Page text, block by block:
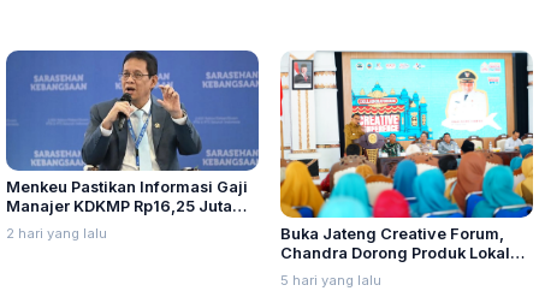
Menkeu Pastikan Informasi Gaji
Manajer KDKMP Rp16,25 Juta
Tidak Benar
2 hari yang lalu
Buka Jateng Creative Forum,
Chandra Dorong Produk Lokal
Pati Naik Kelas
5 hari yang lalu